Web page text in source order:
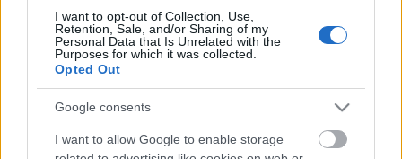
I want to opt-out of Collection, Use,
Retention, Sale, and/or Sharing of my
Personal Data that Is Unrelated with the
Purposes for which it was collected.
Opted Out
Google consents
I want to allow Google to enable storage